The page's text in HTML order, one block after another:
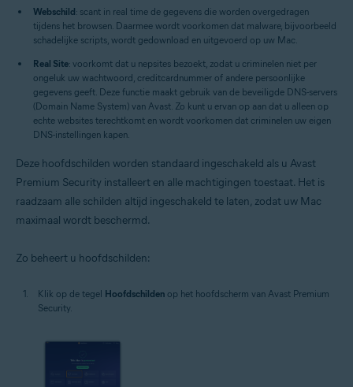
Webschild: scant in real time de gegevens die worden overgedragen
tijdens het browsen. Daarmee wordt voorkomen dat malware, bijvoorbeeld
schadelijke scripts, wordt gedownload en uitgevoerd op uw Mac.
Real Site: voorkomt dat u nepsites bezoekt, zodat u criminelen niet per
ongeluk uw wachtwoord, creditcardnummer of andere persoonlijke
gegevens geeft. Deze functie maakt gebruik van de beveiligde DNS-servers
(Domain Name System) van Avast. Zo kunt u ervan op aan dat u alleen op
echte websites terechtkomt en wordt voorkomen dat criminelen uw eigen
DNS-instellingen kapen.
Deze hoofdschilden worden standaard ingeschakeld als u Avast
Premium Security installeert en alle machtigingen toestaat. Het is
raadzaam alle schilden altijd ingeschakeld te laten, zodat uw Mac
maximaal wordt beschermd.
Zo beheert u hoofdschilden:
Klik op de tegel Hoofdschilden op het hoofdscherm van Avast Premium
Security.